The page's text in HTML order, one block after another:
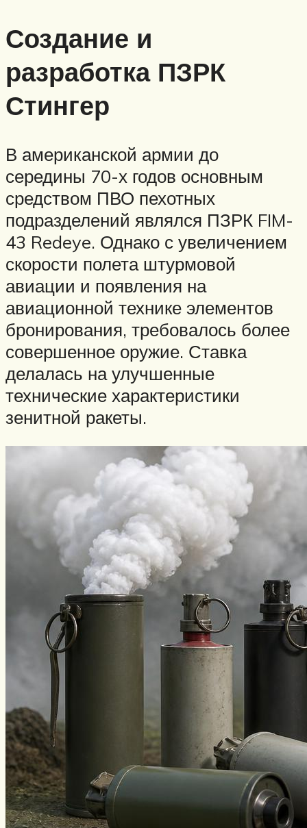
Создание и
разработка ПЗРК
Стингер
В американской армии до
середины 70-х годов основным
средством ПВО пехотных
подразделений являлся ПЗРК FIM-
43 Redeye. Однако с увеличением
скорости полета штурмовой
авиации и появления на
авиационной технике элементов
бронирования, требовалось более
совершенное оружие. Ставка
делалась на улучшенные
технические характеристики
зенитной ракеты.